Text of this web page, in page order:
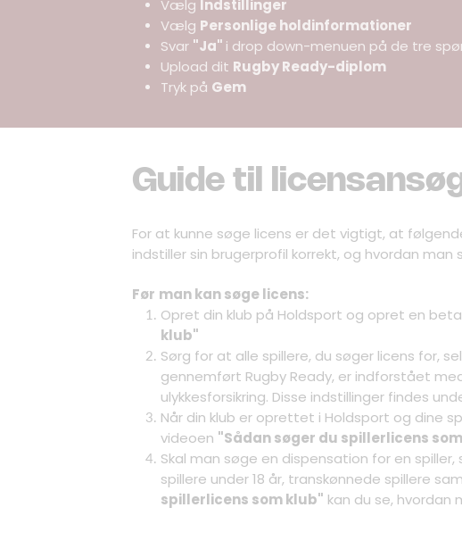
Vælg Indstillinger
Vælg Personlige holdinformationer
Svar "Ja" i drop down-menuen på de tre
Upload dit Rugby Ready-diplom
Tryk på Gem
Guide til
For at kunne søge licens er det vigtigt, at
indstiller sin brugerprofil korrekt, og hvordan man
Før man kan søge licens:
Opret din klub på Holdsport og opret en
klub"
Sørg for at alle spillere, du søger licens for,
gennemført Rugby Ready, er indforstået
ulykkesforsikring. Disse indstillinger findes
Når din klub er oprettet i Holdsport og dine
videoen "Sådan søger du spillerlicens
Skal man søge en dispensation for en
spillere under 18 år, transkønnede spillere
spillerlicens som klub" kan du se, hvordan